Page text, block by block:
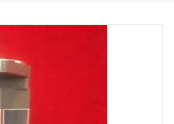
滤器
动元器件